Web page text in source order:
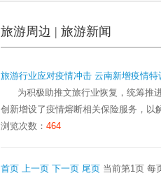
旅游周边 | 旅游新闻
旅游行业应对疫情冲击 云南新增疫情特
为积极助推文旅行业恢复，统筹推进
创新增设了疫情熔断相关保险服务，以
浏览次数： 464
首页 上一页 下一页 尾页 当前第1页 每